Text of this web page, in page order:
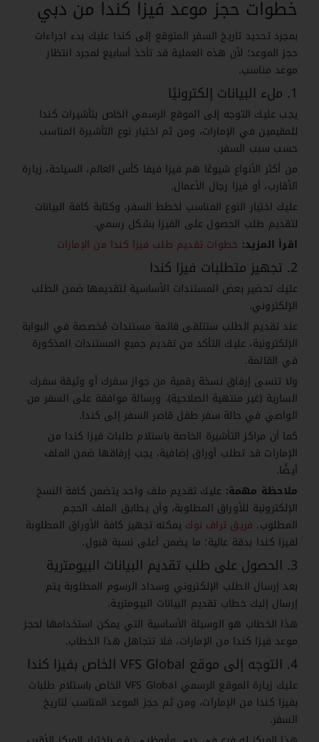
خطوات حجز موعد فيزا كندا من دبي
بمجرد تحديد تاريخ السفر المتوقع إلى كندا عليك بدء اجراءات
حجز الموعد؛ لأن هذه العملية قد تأخذ أسابيع لمجرد انتظار
موعد مناسب.
1. ملء البيانات إلكترونيًا
يجب عليك التوجه إلى الموقع الرسمي الخاص بتأشيرات كندا
للمقيمين في الإمارات، ومن ثم اختيار نوع التأشيرة المناسب
حسب سبب السفر.
من أكثر الأنواع شيوعًا هم فيزا فيفا كأس العالم، السياحة، زيارة
الأقارب، أو فيزا رجال الأعمال.
عليك اختيار النوع المناسب لخطط السفر، وكتابة كافة البيانات
لتقديم طلب الحصول على الفيزا بشكل رسمي.
اقرأ المزيد: خطوات تقديم طلب فيزا كندا من الإمارات
2. تجهيز متطلبات فيزا كندا
عليك تحضير بعض المستندات الأساسية لتقديمها ضمن الطلب
الإلكتروني.
عند تقديم الطلب ستتلقى قائمة مستندات مُخصصة في البوابة
الإلكترونية، عليك التأكد من تقديم جميع المستندات المذكورة
في القائمة.
ولا تنسى إرفاق نسخة رقمية من جواز سفرك أو وثيقة سفرك
السارية (غير منتهية الصلاحية)، ورسالة موافقة على السفر من
الواصي في حالة سفر طفل قاصر السفر إلى كندا.
كما أن مراكز التأشيرة الخاصة باستلام طلبات فيزا كندا من
الإمارات قد تطلب أوراق إضافية، يجب إرفاقها ضمن الملف
أيضًا.
ملاحظة مهمة: عليك تقديم ملف واحد يتضمن كافة النسخ
الإلكترونية للأوراق المطلوبة، وأن يطابق الملف الحجم
المطلوب. فريق تراف نوك يمكنه تجهيز كافة الأوراق المطلوبة
لفيزا كندا بدقة عالية؛ ما يضمن أعلى نسبة قبول.
3. الحصول على طلب تقديم البيانات البيومترية
بعد إرسال الطلب الإلكتروني وسداد الرسوم المطلوبة يتم
إرسال إليك خطاب تقديم البيانات البيومترية.
هذا الخطاب هو الوسيلة الأساسية التي يمكن استخدامها لحجز
موعد فيزا كندا من الإمارات، فلا تتجاهل هذا الخطاب.
4. التوجه إلى موقع VFS Global الخاص بفيزا كندا
عليك زيارة الموقع الرسمي VFS Global الخاص باستلام طلبات
بفيزا كندا من الإمارات، ومن ثم حجز الموعد المناسب لتاريخ
السفر.